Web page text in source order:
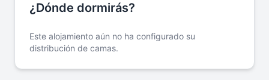
¿Dónde dormirás?
Este alojamiento aún no ha configurado su
distribución de camas.